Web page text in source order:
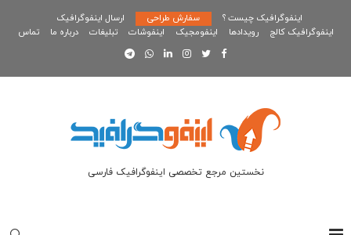
اینفوگرافیک چیست ؟ سفارش طراحی
ارسال اینفوگرافیک
اینفوگرافیک کالج
رویدادها اینفومجیک اینفوشات تبلیغات درباره ما تماس
نخستین مرجع تخصصی اینفوگرافیک فارسی